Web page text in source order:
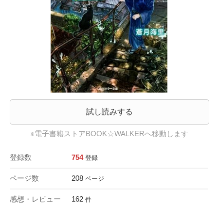
試し読みする
※電子書籍ストアBOOK☆WALKERへ移動します
登録数 754 登録
ページ数 208 ページ
感想・レビュー 162 件